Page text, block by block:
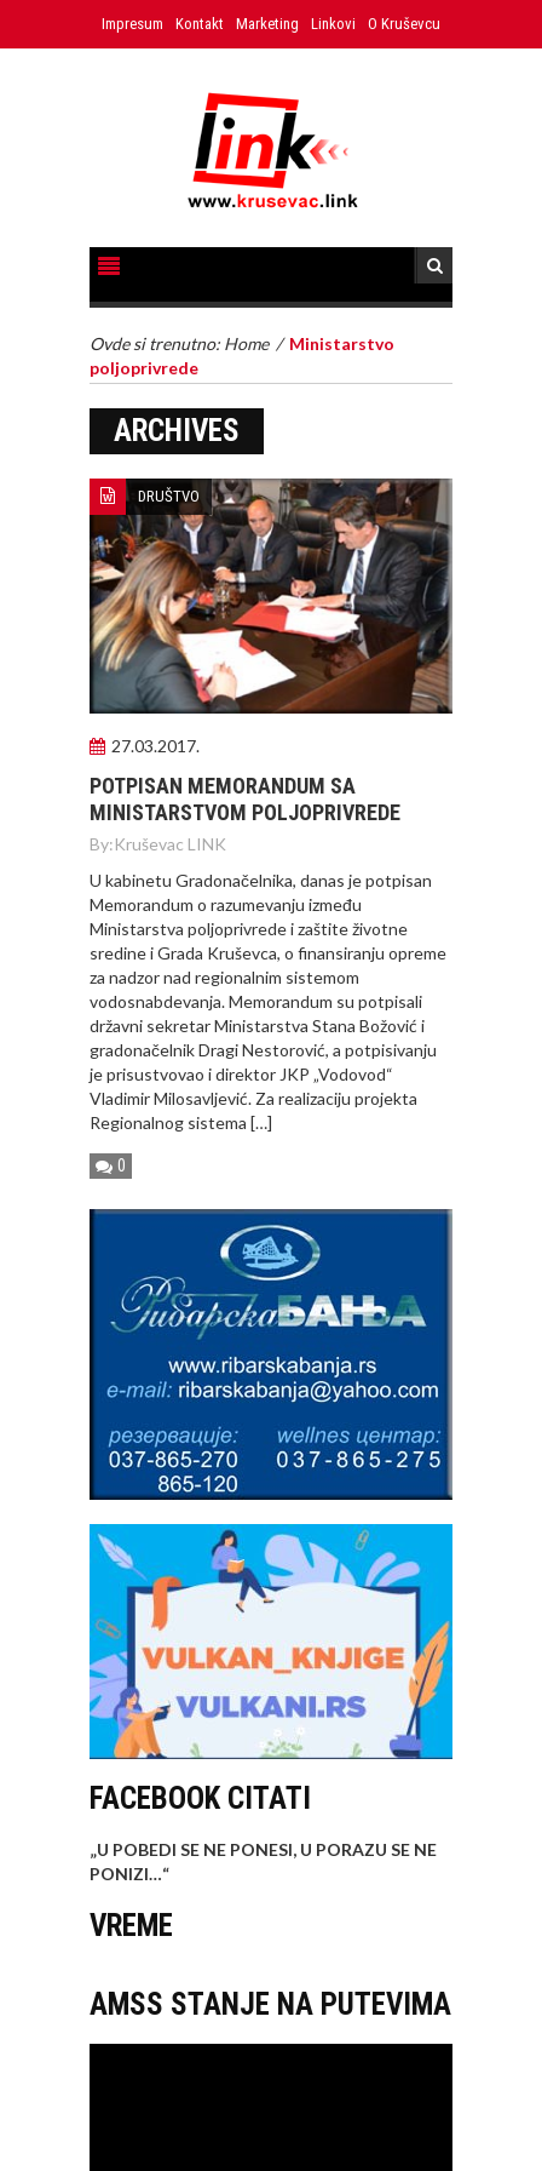
Impresum Kontakt Marketing Linkovi O Kruševcu
Ovde si trenutno: Home / Ministarstvo
poljoprivrede
ARCHIVES
DRUŠTVO
27.03.2017.
POTPISAN MEMORANDUM SA
MINISTARSTVOM POLJOPRIVREDE
By:Kruševac LINK
U kabinetu Gradonačelnika, danas je potpisan
Memorandum o razumevanju između
Ministarstva poljoprivrede i zaštite životne
sredine i Grada Kruševca, o finansiranju opreme
za nadzor nad regionalnim sistemom
vodosnabdevanja. Memorandum su potpisali
državni sekretar Ministarstva Stana Božović i
gradonačelnik Dragi Nestorović, a potpisivanju
je prisustvovao i direktor JKP „Vodovod“
Vladimir Milosavljević. Za realizaciju projekta
Regionalnog sistema […]
0
FACEBOOK CITATI
„U POBEDI SE NE PONESI, U PORAZU SE NE
PONIZI…“
VREME
AMSS STANJE NA PUTEVIMA